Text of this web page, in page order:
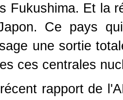
Fukushima. Et la
Ce pays
une sortie
ces centrales
rapport de